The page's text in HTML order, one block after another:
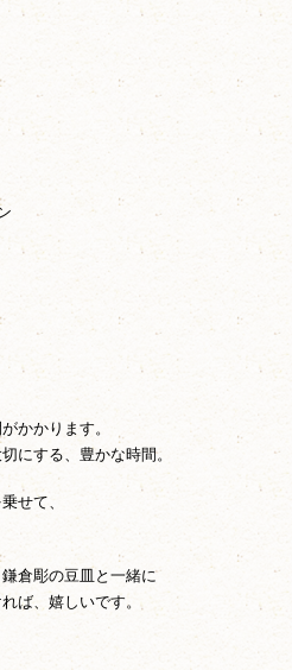
かかります。
にする、豊かな時間。
せて、
倉彫の豆皿と一緒に
ば、嬉しいです。